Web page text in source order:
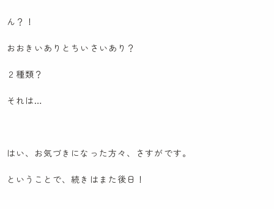
ん？！
おおきいありとちいさいあり？
２種類？
それは…
はい、お気づきになった方々、さすがです。
ということで、続きはまた後日！